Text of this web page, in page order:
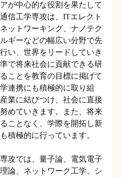
が中心的な役割を果たして
信工学専攻は、ITエレクト
ットワーキング、ナノテク
ギーなどの幅広い分野で先
い、世界をリードしていき
で将来社会に貢献できる研
ことを教育の目標に掲げて
連携にも積極的に取り組
業に結びつけ、社会に直接
めていきます。また、将来
ことなく、学際を開拓し新
積極的に行っています。
攻では、量子論、電気電子
論、ネットワーク工学、シ